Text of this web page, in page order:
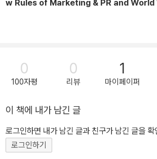
w Rules of Marketing & PR and World
0
100자평
0
리뷰
1
마이페이퍼
이 책에 내가 남긴 글
로그인하면 내가 남긴 글과 친구가 남긴 글을
로그인하기